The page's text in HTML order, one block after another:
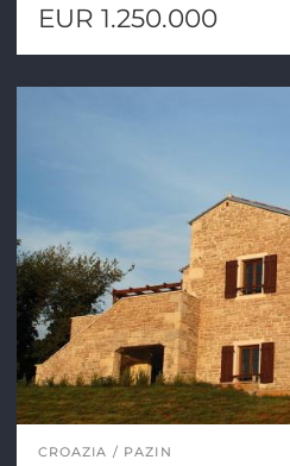
EUR 1.250.000
CROAZIA PAZIN